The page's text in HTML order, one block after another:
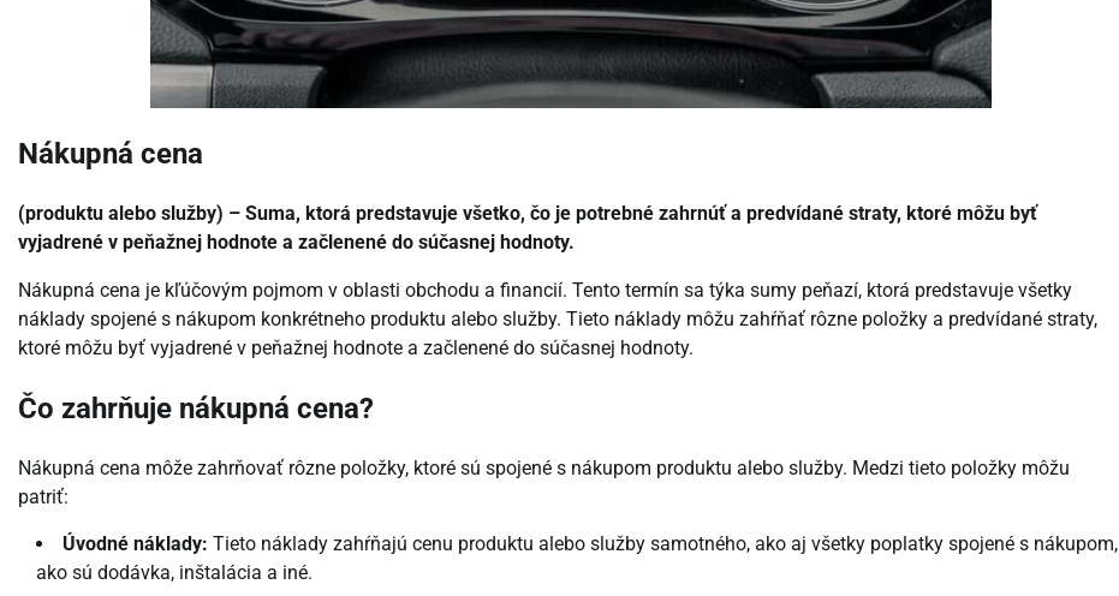
Nákupná cena
(produktu alebo služby) – Suma, ktorá predstavuje všetko, čo je potrebné zahrnúť a predvídané straty, ktoré môžu byť
vyjadrené v peňažnej hodnote a začlenené do súčasnej hodnoty.
Nákupná cena je kľúčovým pojmom v oblasti obchodu a financií. Tento termín sa týka sumy peňazí, ktorá predstavuje všetky
náklady spojené s nákupom konkrétneho produktu alebo služby. Tieto náklady môžu zahŕňať rôzne položky a predvídané straty,
ktoré môžu byť vyjadrené v peňažnej hodnote a začlenené do súčasnej hodnoty.
Čo zahrňuje nákupná cena?
Nákupná cena môže zahrňovať rôzne položky, ktoré sú spojené s nákupom produktu alebo služby. Medzi tieto položky môžu
patriť:
Úvodné náklady: Tieto náklady zahŕňajú cenu produktu alebo služby samotného, ako aj všetky poplatky spojené s nákupom,
ako sú dodávka, inštalácia a iné.